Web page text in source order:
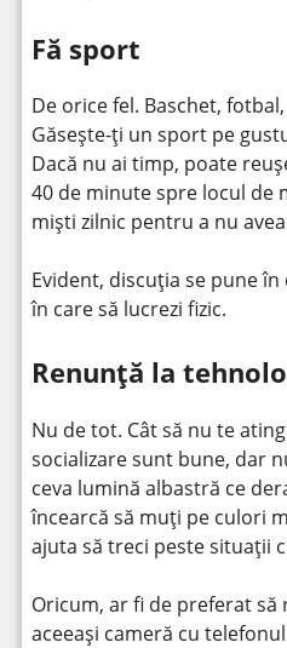
Fă sport
De orice fel. Baschet,
Găsește-ți un sport pe
Dacă nu ai timp, poate
40 de minute spre locul de
miști zilnic pentru a nu
Evident, discuția se pune
în care să lucrezi fizic.
Renunță la
Nu de tot. Cât să nu te
socializare sunt bune, dar
ceva lumină albastră ce
încearcă să muți pe culori
ajuta să treci peste situații
Oricum, ar fi de preferat
aceeași cameră cu